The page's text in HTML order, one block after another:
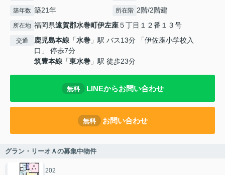
築年数 築21年 所在階 2階/2階建
所在地 福岡県遠賀郡水巻町伊左座５丁目１２番１３号
交通 鹿児島本線 「水巻 」駅 バス13分 「伊佐座小学校入
口」 停歩7分
筑豊本線 「東水巻 」駅 徒歩23分
無料 LINEからお問い合わせ
無料 お問い合わせ
グラン・リーオＡの募集中物件
202